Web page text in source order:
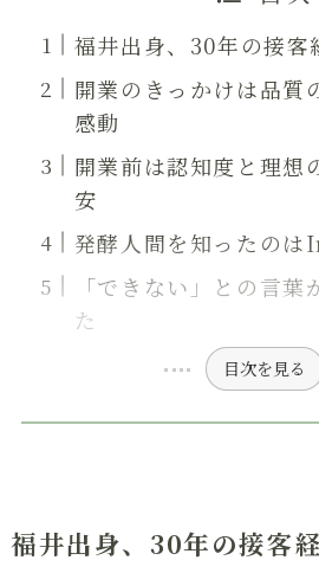
福井出身、30年の接客
開業のきっかけは品質
感動
開業前は認知度と理想
安
発酵人間を知ったの
「できない」との言葉
た
目次を見る
福井出身、30年の接客